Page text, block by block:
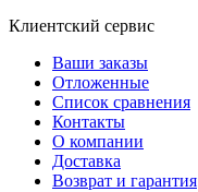
Клиентский сервис
Ваши заказы
Отложенные
Список сравнения
Контакты
О компании
Доставка
Возврат и гарантия